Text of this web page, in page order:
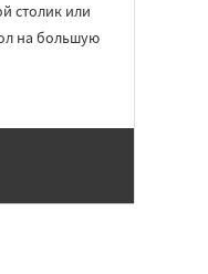
столик или
на большую